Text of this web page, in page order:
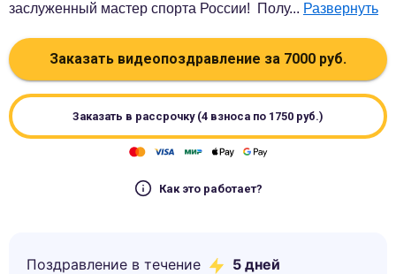
заслуженный мастер спорта России! Полу... Развернуть
Заказать видеопоздравление за 7000 руб.
Заказать в рассрочку (4 взноса по 1750 руб.)
Как это работает?
Поздравление в течение 5 дней